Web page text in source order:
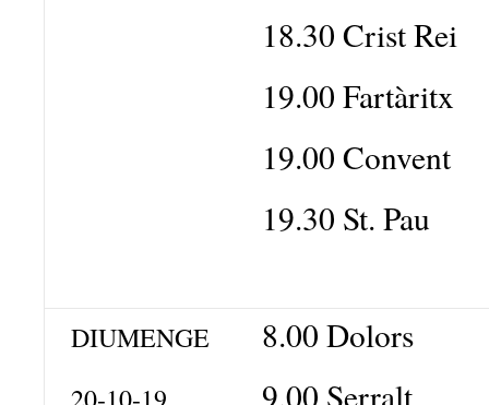
18.30 Crist Rei
19.00 Fartàritx
19.00 Convent
19.30 St. Pau
DIUMENGE
8.00 Dolors
9.00 Serralt